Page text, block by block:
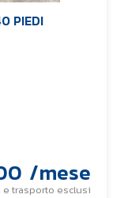
PIEDI
/mese
e trasporto esclusi